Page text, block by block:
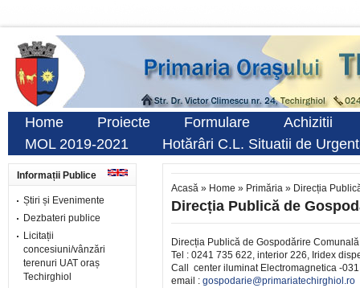
Home Proiecte Formulare
Achizitii
MOL 2019-2021
Hotărâri C.L. Situatii de
Informații Publice
Știri și Evenimente
Dezbateri publice
Licitații
concesiuni/vânzări
terenuri UAT oraș
Techirghiol
Acasă » Home » Primăria » Direcția
Direcția Publică de
Direcția Publică de Gospodărire
Tel : 0241 735 622, interior 226, Iridex
Call center iluminat Electromagnetica -
email : gospodarie@primariatechirghiol.ro